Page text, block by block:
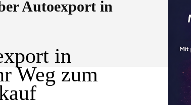
Autoexport in
in
Weg zum